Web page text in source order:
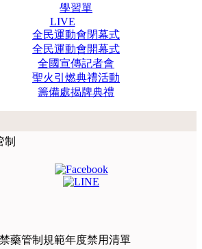
學習單
LIVE
全民運動會閉幕式
全民運動會開幕式
全國宣傳記者會
聖火引燃典禮活動
籌備處揭牌典禮
制
藥管制規範年度禁用清單